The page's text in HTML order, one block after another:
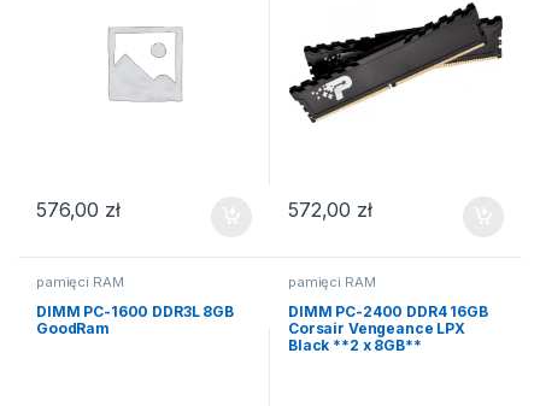
576,00 zł 572,00 zł
pamięci RAM
DIMM PC-1600 DDR3L 8GB
GoodRam
pamięci RAM
DIMM PC-2400 DDR4 16GB
Corsair Vengeance LPX
Black **2 x 8GB**